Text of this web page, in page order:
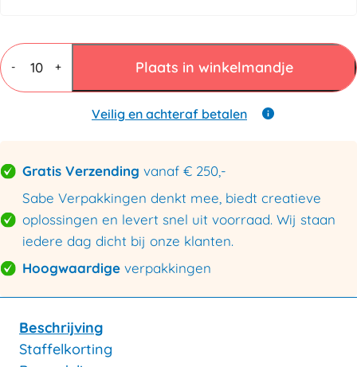
-
Vouwdozen
7
mm
BC
+ Plaats in winkelmandje
Veilig en achteraf betalen
Gratis Verzending vanaf € 250,-
Sabe Verpakkingen denkt mee, biedt creatieve
oplossingen en levert snel uit voorraad. Wij staan
iedere dag dicht bij onze klanten.
Hoogwaardige verpakkingen
Beschrijving
Staffelkorting